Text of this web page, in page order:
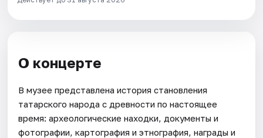
О концерте
В музее представлена история становления
татарского народа с древности по настоящее
время: археологические находки, документы и
фотографии, картография и этнография, награды и